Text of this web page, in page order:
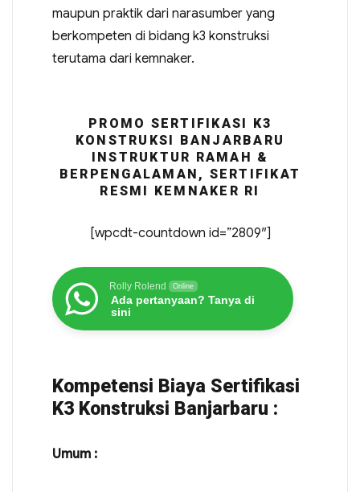
maupun praktik dari narasumber yang
berkompeten di bidang k3 konstruksi
terutama dari kemnaker.
PROMO SERTIFIKASI K3
KONSTRUKSI BANJARBARU
INSTRUKTUR RAMAH &
BERPENGALAMAN, SERTIFIKAT
RESMI KEMNAKER RI
[wpcdt-countdown id=”2809″]
Rolly Rolend Online
Ada pertanyaan? Tanya di
sini
Kompetensi Biaya Sertifikasi
K3 Konstruksi Banjarbaru :
Umum :